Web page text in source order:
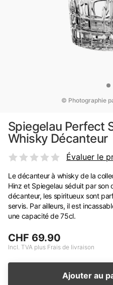
© Photographie
Spiegelau Perfect
Whisky Décanteur
Évaluer le
Le décanteur à whisky de la
Hinz et Spiegelau séduit par son
décanteur, les spiritueux sont
servis. Par ailleurs, il est
une capacité de 75cl.
CHF 69.90
Incl. TVA plus Frais de livraison
Ajouter au